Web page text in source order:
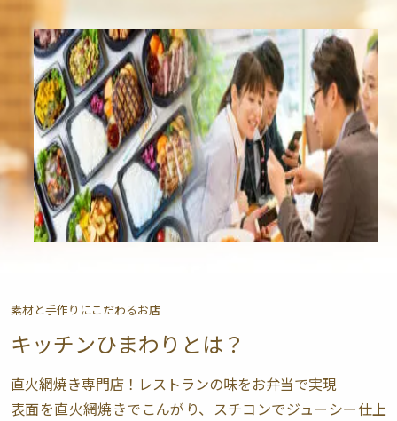
素材と手作りにこだわるお店
キッチンひまわりとは？
直火網焼き専門店！レストランの味をお弁当で実現
表面を直火網焼きでこんがり、スチコンでジューシー仕上